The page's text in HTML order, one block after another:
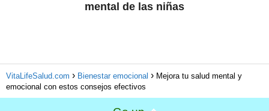
mental de las niñas
VitaLifeSalud.com Bienestar emocional
Mejora tu salud mental y
emocional con estos consejos efectivos